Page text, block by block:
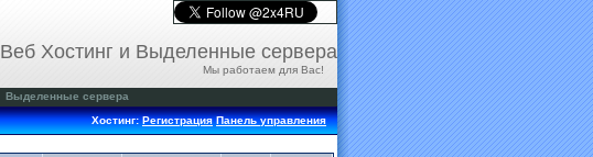
Веб Хостинг и Выделенные сервера
Мы работаем для Вас!
Выделенные сервера
Хостинг:Регистрация Панель управления